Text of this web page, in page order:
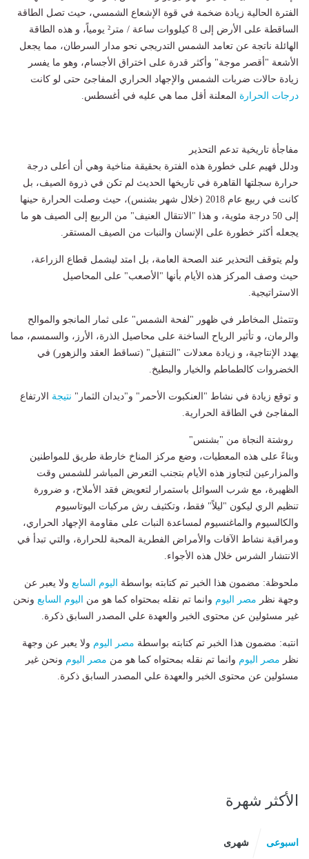
الفترة الحالية زيادة ضخمة في قوة الإشعاع الشمسي، حيث تصل الطاقة
الساقطة على الأرض إلى 8 كيلووات ساعة / متر² يومياً، و هذه الطاقة
الهائلة ناتجة عن تعامد الشمس التدريجي نحو مدار السرطان، مما يجعل
الأشعة "أقصر موجة" وأكثر قدرة على اختراق الأجسام، وهو ما يفسر
زيادة حالات ضربات الشمس والإجهاد الحراري المفاجئ حتى لو كانت
درجات الحرارة المعلنة أقل مما هي عليه في أغسطس.
مفاجأة تاريخية تدعم التحذير
ودلل فهيم على خطورة هذه الفترة بحقيقة مناخية وهي أن أعلى درجة
حرارة سجلتها القاهرة في تاريخها الحديث لم تكن في ذروة الصيف، بل
كانت في ربيع عام 2018 (خلال شهر بشنس)، حيث وصلت الحرارة حينها
إلى 50 درجة مئوية، و هذا "الانتقال العنيف" من الربيع إلى الصيف هو ما
يجعله أكثر خطورة على الإنسان والنبات من الصيف المستقر.
ولم يتوقف التحذير عند الصحة العامة، بل امتد ليشمل قطاع الزراعة،
حيث وصف المركز هذه الأيام بأنها "الأصعب" على المحاصيل
الاستراتيجية.
وتتمثل المخاطر في ظهور "لفحة الشمس" على ثمار المانجو والموالح
والرمان، و تأثير الرياح الساخنة على محاصيل الذرة، الأرز، والسمسم، مما
يهدد الإنتاجية، و زيادة معدلات "التنفيل" (تساقط العقد والزهور) في
الخضروات كالطماطم والخيار والبطيخ.
و توقع زيادة في نشاط "العنكبوت الأحمر" و"ديدان الثمار" نتيجة الارتفاع
المفاجئ في الطاقة الحرارية.
روشتة النجاة من "بشنس"
وبناءً على هذه المعطيات، وضع مركز المناخ خارطة طريق للمواطنين
والمزارعين لتجاوز هذه الأيام بتجنب التعرض المباشر للشمس وقت
الظهيرة، مع شرب السوائل باستمرار لتعويض فقد الأملاح، و ضرورة
تنظيم الري ليكون "ليلاً" فقط، وتكثيف رش مركبات البوتاسيوم
والكالسيوم والماغنسيوم لمساعدة النبات على مقاومة الإجهاد الحراري،
ومراقبة نشاط الآفات والأمراض الفطرية المحبة للحرارة، والتي تبدأ في
الانتشار الشرس خلال هذه الأجواء.
ملحوظة: مضمون هذا الخبر تم كتابته بواسطة اليوم السابع ولا يعبر عن
وجهة نظر مصر اليوم وانما تم نقله بمحتواه كما هو من اليوم السابع ونحن
غير مسئولين عن محتوى الخبر والعهدة علي المصدر السابق ذكرة.
انتبه: مضمون هذا الخبر تم كتابته بواسطة مصر اليوم ولا يعبر عن وجهة
نظر مصر اليوم وانما تم نقله بمحتواه كما هو من مصر اليوم ونحن غير
مسئولين عن محتوى الخبر والعهدة علي المصدر السابق ذكرة.
الأكثر شهرة
اسبوعى شهرى